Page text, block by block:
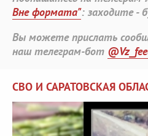
Вне формата": заходите -
Вы можете прислать
наш телеграм-бот
СВО И САРАТОВСКАЯ